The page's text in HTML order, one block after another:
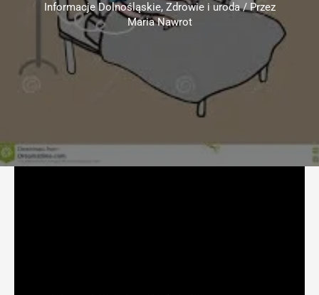
Informacje Dolnośląskie, Zdrowie i uroda/ Przez
Maria Nawrot